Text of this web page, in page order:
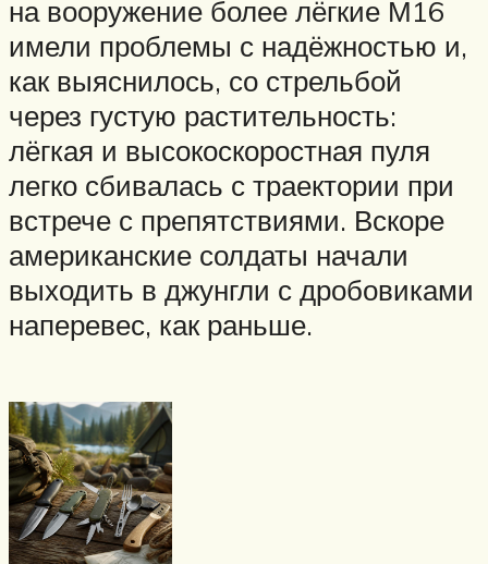
на вооружение более лёгкие М16
имели проблемы с надёжностью и,
как выяснилось, со стрельбой
через густую растительность:
лёгкая и высокоскоростная пуля
легко сбивалась с траектории при
встрече с препятствиями. Вскоре
американские солдаты начали
выходить в джунгли с дробовиками
наперевес, как раньше.